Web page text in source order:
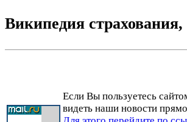
Википедия страхования,
Если Вы пользуетесь
видеть наши новости